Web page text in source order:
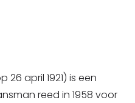
april 1921) is een
reed in 1958 voor